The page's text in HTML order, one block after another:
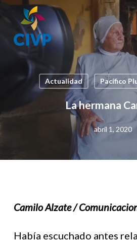
Skip
to
main
content
Actualidad Pacífico
La hermana
abril 1, 2020
Camilo Alzate /
Había escuchado antes